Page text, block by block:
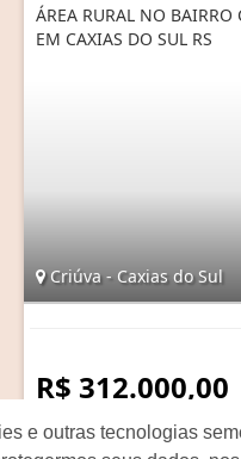
e outras tecnologias
ÁREA RURAL NO BAIRRO
EM CAXIAS DO SUL RS
Criúva - Caxias do Sul
R$ 312.000,00